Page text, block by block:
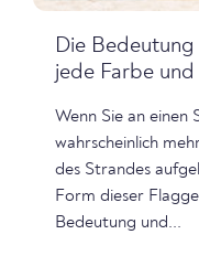
Die
jede Farbe
Wenn Sie an einen
wahrscheinlich
des Strandes
Form dieser
Bedeutung und...